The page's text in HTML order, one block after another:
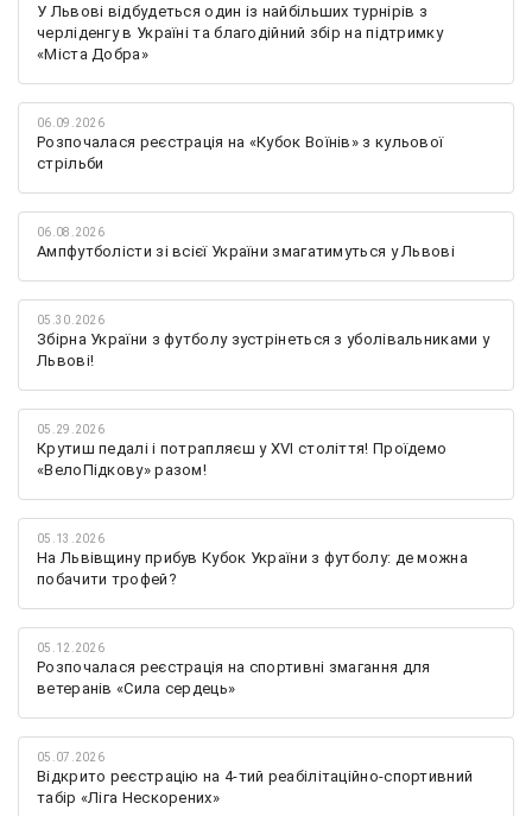
У Львові відбудеться один із найбільших турнірів з
черліденгу в Україні та благодійний збір на підтримку
«Міста Добра»
06.09.2026
Розпочалася реєстрація на «Кубок Воїнів» з кульової
стрільби
06.08.2026
Ампфутболісти зі всієї України змагатимуться у Львові
05.30.2026
Збірна України з футболу зустрінеться з уболівальниками у
Львові!
05.29.2026
Крутиш педалі і потрапляєш у XVI століття! Проїдемо
«ВелоПідкову» разом!
05.13.2026
На Львівщину прибув Кубок України з футболу: де можна
побачити трофей?
05.12.2026
Розпочалася реєстрація на спортивні змагання для
ветеранів «Сила сердець»
05.07.2026
Відкрито реєстрацію на 4-тий реабілітаційно-спортивний
табір «Ліга Нескорених»